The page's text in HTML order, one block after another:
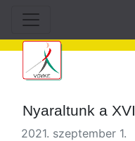
Nyaraltunk a
2021. szeptember 1.